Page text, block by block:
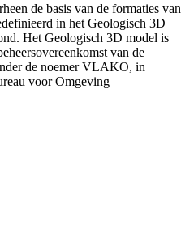
de basis van de formaties van
in het Geologisch 3D
Het Geologisch 3D model is
van de
de noemer VLAKO, in
voor Omgeving